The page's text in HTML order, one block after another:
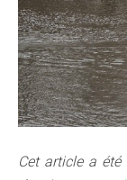
Cet article a